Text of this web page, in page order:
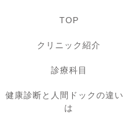
TOP
クリニック紹介
診療科目
健康診断と人間ドックの違い
は